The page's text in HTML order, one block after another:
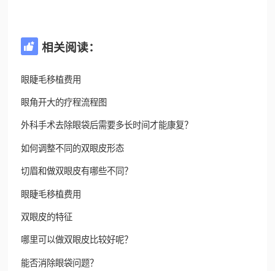
 相关阅读：
眼睫毛移植费用
眼角开大的疗程流程图
外科手术去除眼袋后需要多长时间才能康复？
如何调整不同的双眼皮形态
切眉和做双眼皮有哪些不同？
眼睫毛移植费用
双眼皮的特征
哪里可以做双眼皮比较好呢？
能否消除眼袋问题？